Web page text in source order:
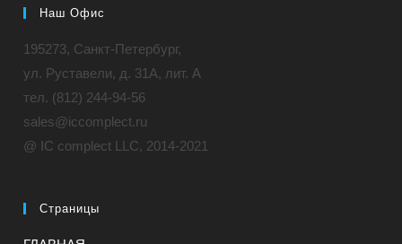
Наш Офис
195273, Санкт-Петербург,
ул. Руставели, д. 31A, лит. А
тел. (812) 244-94-56
sales@iccomplect.ru
@ IC complect LLC, 2014-2021
Страницы